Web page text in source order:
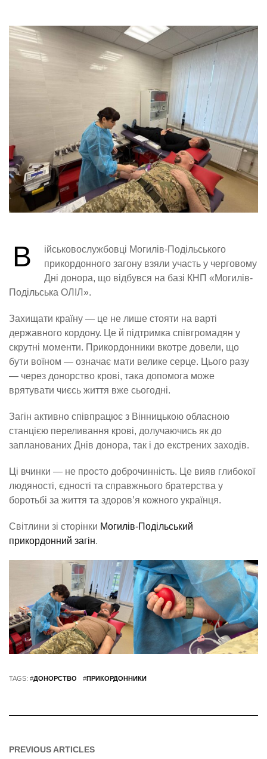
В
ійськовослужбовці Могилів-Подільського
прикордонного загону взяли участь у черговому
Дні донора, що відбувся на базі КНП «Могилів-
Подільська ОЛІЛ».
Захищати країну — це не лише стояти на варті
державного кордону. Це й підтримка співгромадян у
скрутні моменти. Прикордонники вкотре довели, що
бути воїном — означає мати велике серце. Цього разу
— через донорство крові, така допомога може
врятувати чиєсь життя вже сьогодні.
Загін активно співпрацює з Вінницькою обласною
станцією переливання крові, долучаючись як до
запланованих Днів донора, так і до екстрених заходів.
Ці вчинки — не просто доброчинність. Це вияв глибокої
людяності, єдності та справжнього братерства у
боротьбі за життя та здоров’я кожного українця.
Світлини зі сторінки Могилів-Подільський
прикордонний загін.
TAGS: #ДОНОРСТВО #ПРИКОРДОННИКИ
PREVIOUS ARTICLES